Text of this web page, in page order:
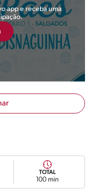
app e receba uma
TOTAL
100 min